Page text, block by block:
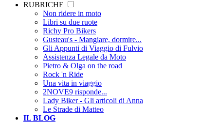
RUBRICHE
Non ridere in moto
Libri su due ruote
Richy Pro Bikers
Gusteau's - Mangiare, dormire...
Gli Appunti di Viaggio di Fulvio
Assistenza Legale da Moto
Pietro & Olga on the road
Rock 'n Ride
Una vita in viaggio
2NOVE9 risponde...
Lady Biker - Gli articoli di Anna
Le Strade di Matteo
IL BLOG